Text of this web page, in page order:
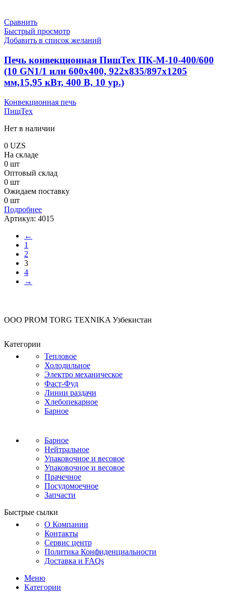
Сравнить
Быстрый просмотр
Добавить в список желаний
Печь конвекционная ПищТех ПК-М-10-400/600
(10 GN1/1 или 600х400, 922х835/897х1205
мм,15,95 кВт, 400 В, 10 ур.)
Конвекционная печь
ПищТех
Нет в наличии
0 UZS
На складе
0 шт
Оптовый склад
0 шт
Ожидаем поставку
0 шт
Подробнее
Артикул: 4015
←
1
2
3
4
→
OOO PROM TORG TEXNIKA Узбекистан
Категории
Тепловое
Холодильное
Электро механическое
Фаст-Фуд
Линии раздачи
Хлебопекарное
Барное
Барное
Нейтральное
Упаковочное и весовое
Упаковочное и весовое
Прачечное
Посудомоечное
Запчасти
Быстрые сылки
О Компании
Контакты
Сервис центр
Политика Конфиденциальности
Доставка и FAQs
Меню
Категории